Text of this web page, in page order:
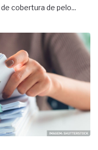
cobertura de pelo...